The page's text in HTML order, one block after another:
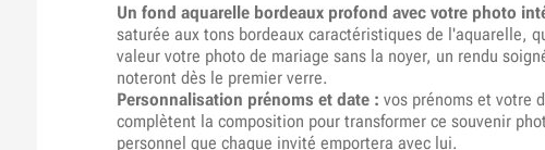
Un fond aquarelle bordeaux profond avec votre photo
saturée aux tons bordeaux caractéristiques de l'aquarelle,
valeur votre photo de mariage sans la noyer, un rendu
noteront dès le premier verre.
Personnalisation prénoms et date : vos prénoms et votre
complètent la composition pour transformer ce souvenir
personnel que chaque invité emportera avec lui.